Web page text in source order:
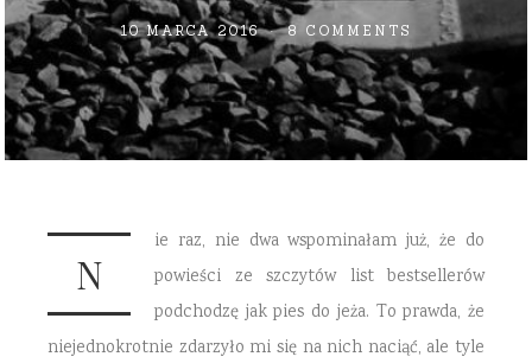
10 MARCA 2016 8 COMMENTS
N
ie raz, nie dwa wspominałam już, że do
powieści ze szczytów list bestsellerów
podchodzę jak pies do jeża. To prawda, że
niejednokrotnie zdarzyło mi się na nich naciąć, ale tyle